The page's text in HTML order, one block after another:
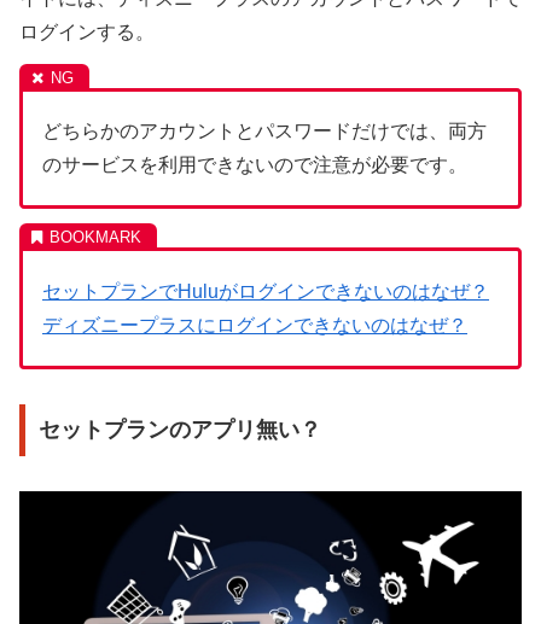
ログインする。
どちらかのアカウントとパスワードだけでは、両方
のサービスを利用できないので注意が必要です。
セットプランでHuluがログインできないのはなぜ？
ディズニープラスにログインできないのはなぜ？
セットプランのアプリ無い？